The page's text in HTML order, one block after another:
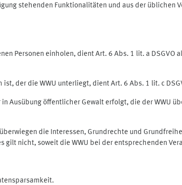
stehenden Funktionalitäten und aus der üblichen
Personen einholen, dient Art. 6 Abs. 1 lit. a DSGVO
der die WWU unterliegt, dient Art. 6 Abs. 1 lit. c
öffentlicher Gewalt erfolgt, die der WWU
die Interessen, Grundrechte und
gilt nicht, soweit die WWU bei der entsprechenden